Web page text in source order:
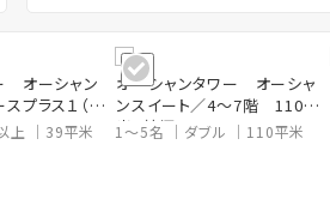
オーシャン
プラス１（定
上 39平米
オーシャンタワー オーシャ
ンスイート／4～7階 110平
米・禁煙
1～5名 ダブル 110平米